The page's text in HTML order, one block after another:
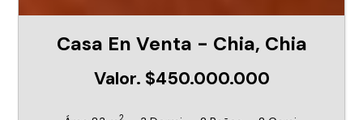
Casa En Venta - Chia, Chia
Valor. $450.000.000